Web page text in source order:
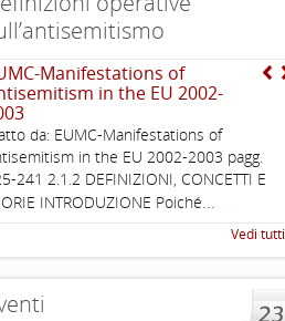
Manifestations of
in the EU 2002-
da: EUMC-Manifestations of
in the EU 2002-2003 pagg.
241 2.1.2 DEFINIZIONI, CONCETTI E
INTRODUZIONE Poiché...
Vedi tutti